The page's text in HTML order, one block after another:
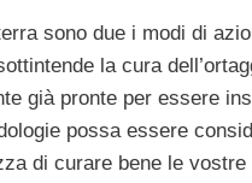
sono due i modi di
la cura
già pronte per essere
possa essere
di curare bene le